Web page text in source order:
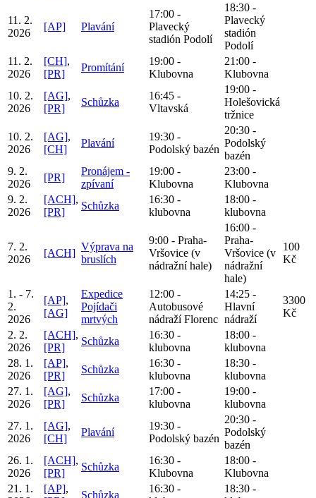
11. 2.
2026
[AP] Plavání
17:00 -
Plavecký
stadión Podolí
18:30 -
Plavecký
stadión
Podolí
11. 2.
2026
[CH],
[PR]
Promítání
19:00 -
Klubovna
21:00 -
Klubovna
10. 2.
2026
[AG],
[PR]
Schůzka
16:45 -
Vltavská
19:00 -
Holešovická
tržnice
10. 2.
2026
[AG],
[CH]
Plavání
19:30 -
Podolský bazén
20:30 -
Podolský
bazén
9. 2.
2026
[PR]
Pronájem -
zpívaní
19:00 -
Klubovna
23:00 -
Klubovna
9. 2.
2026
[ACH],
[PR]
Schůzka
16:30 -
klubovna
18:00 -
klubovna
7. 2.
2026
[ACH]
Výprava na
bruslích
9:00 - Praha-
Vršovice (v
nádražní hale)
16:00 -
Praha-
Vršovice (v
nádražní
hale)
100
Kč
1. - 7.
2.
2026
[AP],
[AG]
Expedice
Pojídači
mrtvých
12:00 -
Autobusové
nádraží Florenc
14:25 -
Hlavní
nádraží
3300
Kč
2. 2.
2026
[ACH],
[PR]
Schůzka
16:30 -
klubovna
18:00 -
klubovna
28. 1.
2026
[AP],
[PR]
Schůzka
16:30 -
klubovna
18:30 -
klubovna
27. 1.
2026
[AG],
[PR]
Schůzka
17:00 -
klubovna
19:00 -
klubovna
27. 1.
2026
[AG],
[CH]
Plavání
19:30 -
Podolský bazén
20:30 -
Podolský
bazén
26. 1.
2026
[ACH],
[PR]
Schůzka
16:30 -
Klubovna
18:00 -
Klubovna
21. 1.
[AP],
Schůzka
16:30 -
18:30 -